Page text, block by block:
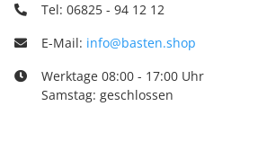
Tel: 06825 - 94 12 12
E-Mail: info@basten.shop
Werktage 08:00 - 17:00 Uhr
Samstag: geschlossen